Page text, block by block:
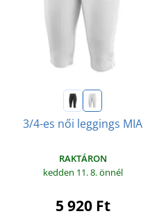
3/4-es női leggings MIA
RAKTÁRON
kedden 11. 8.önnél
5 920 Ft